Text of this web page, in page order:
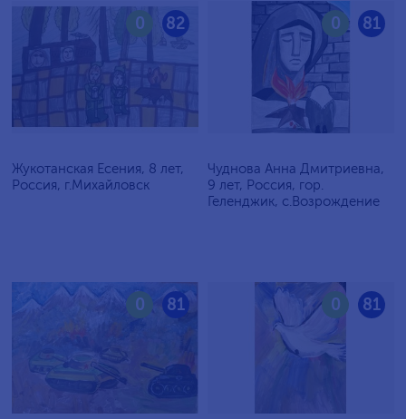
82
0
Жукотанская Есения, 8 лет,
Россия, г.Михайловск
81
0
Чуднова Анна Дмитриевна,
9 лет, Россия, гор.
Геленджик, с.Возрождение
81
0 81
0